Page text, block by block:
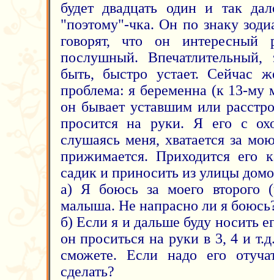
будет двадцать один и так
"поэтому"-чка. Он по знаку
говорят, что он интересный
послушный.
быть, быстро устает. Сейчас
проблема: я беременна (к 13-му
он бывает уставшим или
просится на руки. Я его с
слушаясь меня, хватается за
прижимается. Приходится его
садик и приносить из улицы
а) Я боюсь за моего второго
малыша. Не напрасно ли я
б) Если я и дальше буду носить
он проситься на руки в 3, 4 и
сможете. Если надо его
сделать?